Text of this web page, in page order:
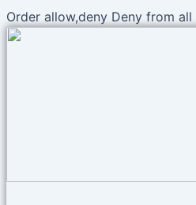
Order allow,deny Deny from all